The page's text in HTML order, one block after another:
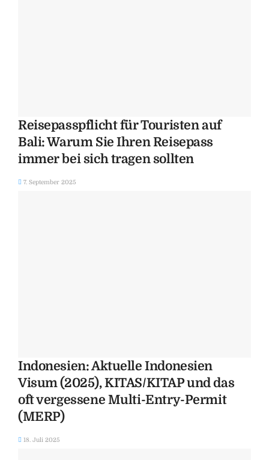
Reisepasspflicht für Touristen auf
Bali: Warum Sie Ihren Reisepass
immer bei sich tragen sollten
7. September 2025
Indonesien: Aktuelle Indonesien
Visum (2025), KITAS/KITAP und das
oft vergessene Multi-Entry-Permit
(MERP)
18. Juli 2025